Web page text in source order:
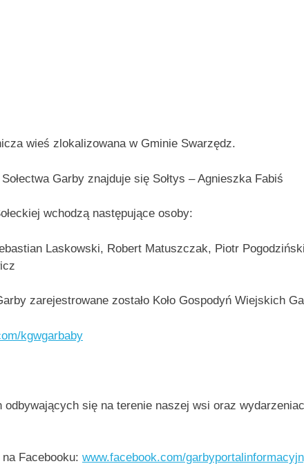
wieś zlokalizowana w Gminie Swarzędz.
Garby znajduje się Sołtys – Agnieszka Fabiś
wchodzą następujące osoby:
Laskowski, Robert Matuszczak, Piotr
zarejestrowane zostało Koło Gospodyń Wiejskich
kgwgarbaby
się na terenie naszej wsi oraz
Facebooku: www.facebook.com/